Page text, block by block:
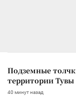
Подземные
территории Тувы
40 минут назад